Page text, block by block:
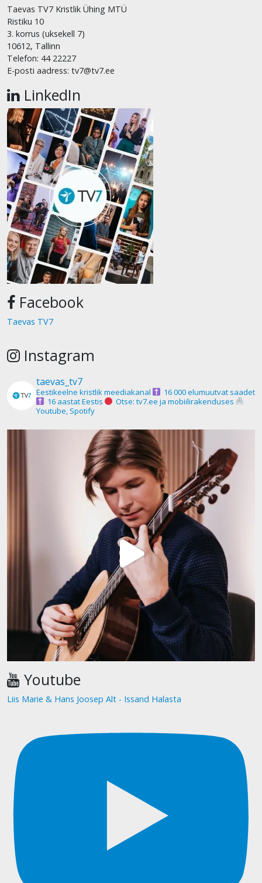
Taevas TV7 Kristlik Ühing MTÜ
Ristiku 10
3. korrus (uksekell 7)
10612, Tallinn
Telefon: 44 22227
E-posti aadress: tv7@tv7.ee
LinkedIn
Facebook
Taevas TV7
Instagram
taevas_tv7
Eestikeelne kristlik meediakanal
16 000 elumuutvat saadet
16 aastat Eestis
Otse: tv7.ee ja mobiilirakenduses
Youtube, Spotify
Youtube
Liis Marie & Hans Joosep Alt - Issand Halasta